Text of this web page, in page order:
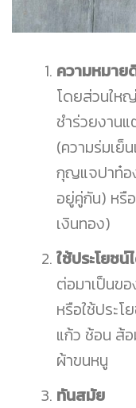
ความหมาย
โดยส่วนให
ชำร่วยงาน
(ความร่มเ
กุญแจปาท๋อ
อยู่คู่กัน) หรื
เงินทอง)
ใช้ประโยชน์
ต่อมาเป็นข
หรือใช้ประ
แก้ว ช้อน ส้
ผ้าขนหนู
ทันสมัย